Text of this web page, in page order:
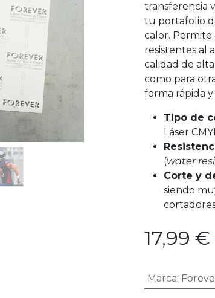
transferencia
tu portafolio
calor. Permite
resistentes al
calidad de
como para
forma rápida y
Tipo de
Láser
(water
Corte y
siendo
17,99 €
Marca: